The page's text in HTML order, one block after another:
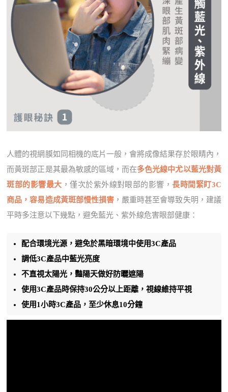
人體的視網膜如同相機的底片一般，會將成像結果存於眼睛內，
而黃斑部正是其最為敏感的區域，而在多色光線中尤以藍光對黃
斑部的影響最大 ，僅次於紫外線對眼部的影響，長時間緊盯3C
商品，容易造成黃斑部慢性損害 ，嚴重時甚至會導致失明，建議
平時多注意以下幾點，避免藍光、紫外線危害眼部健康：
配合環境光源，避免於黑暗環境中使用3C產品
調低3C產品中藍光亮度
不直視太陽光，豔陽天做好防曬遮陽
使用3C產品時保持30公分以上距離，視線維持平視
使用1小時3C產品，至少休息10分鐘